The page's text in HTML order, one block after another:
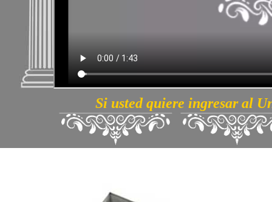
Si usted quiere ingresar al